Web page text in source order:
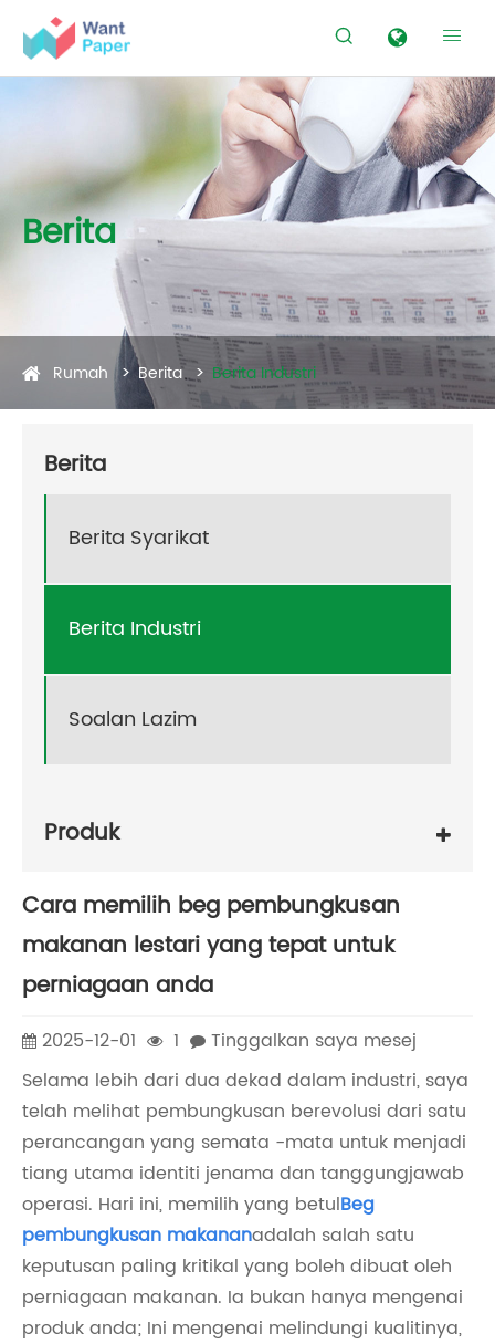
 
Berita
Rumah Berita Berita Industri
Berita
Berita Syarikat
Berita Industri
Soalan Lazim
Produk
Cara memilih beg pembungkusan
makanan lestari yang tepat untuk
perniagaan anda
2025-12-01 1
Tinggalkan saya mesej
Selama lebih dari dua dekad dalam industri, saya
telah melihat pembungkusan berevolusi dari satu
perancangan yang semata -mata untuk menjadi
tiang utama identiti jenama dan tanggungjawab
operasi. Hari ini, memilih yang betulBeg
pembungkusan makananadalah salah satu
keputusan paling kritikal yang boleh dibuat oleh
perniagaan makanan. Ia bukan hanya mengenai
produk anda; Ini mengenai melindungi kualitinya,